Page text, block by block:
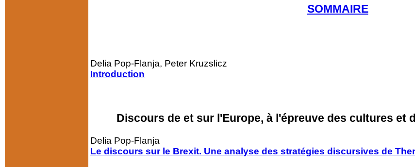
SOMMAIRE
Delia Pop-Flanja, Peter Kruzslicz
Introduction
Discours de et sur l'Europe, à l'épreuve des cultures et
Delia Pop-Flanja
Le discours sur le Brexit. Une analyse des stratégies discursives de